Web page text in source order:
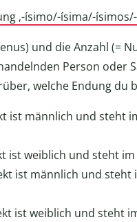
‚-ísimo/-ísima/-
und die Anzahl (=
Person oder
welche Endung du
ist männlich und steht
ist weiblich und steht
ist männlich und steht
ist weiblich und steht